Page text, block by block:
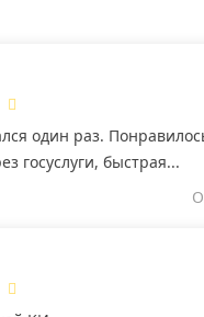
один раз.
госуслуги, быстрая...